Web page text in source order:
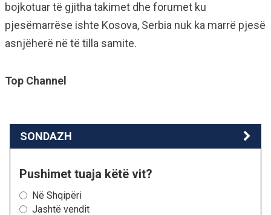
bojkotuar të gjitha takimet dhe forumet ku
pjesëmarrëse ishte Kosova, Serbia nuk ka marrë pjesë
asnjëherë në të tilla samite.
Top Channel
SONDAZH
Pushimet tuaja këtë vit?
Në Shqipëri
Jashtë vendit